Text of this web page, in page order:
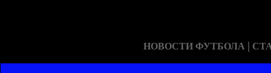
НОВОСТИ ФУТБОЛА |